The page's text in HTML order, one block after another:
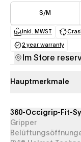
S/M
inkl. MWST
(opens in a
2 year warranty
(opens in a
Im Store
Hauptmerkmale
360-Occigrip-Fit-
Gripper